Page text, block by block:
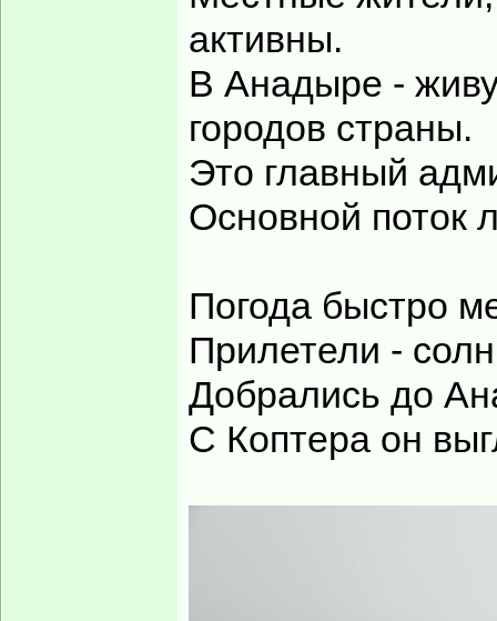
активны.
В Анадыре -
городов страны.
Это главный
Основной поток
Погода быстро
Прилетели -
Добрались до
С Коптера он